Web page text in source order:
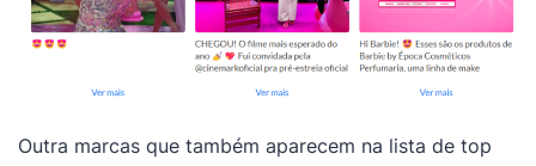
Outra marcas que também aparecem na lista de top